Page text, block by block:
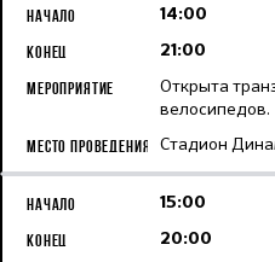
14:00
21:00
Открыта
велосипедов.
Стадион
15:00
20:00